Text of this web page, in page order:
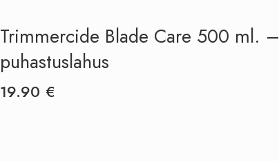
Trimmercide Blade Care 500 ml. –
puhastuslahus
19.90 €